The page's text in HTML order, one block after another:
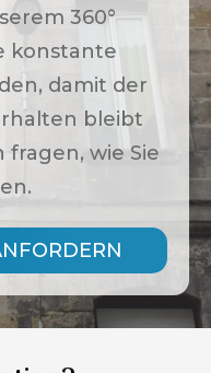
360°
konstante
damit der
bleibt
fragen, wie Sie